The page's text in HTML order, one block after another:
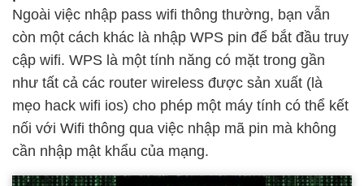
Ngoài việc nhập pass wifi thông thường, bạn vẫn
còn một cách khác là nhập WPS pin để bắt đầu truy
cập wifi. WPS là một tính năng có mặt trong gần
như tất cả các router wireless được sản xuất (là
mẹo hack wifi ios) cho phép một máy tính có thể kết
nối với Wifi thông qua việc nhập mã pin mà không
cần nhập mật khẩu của mạng.